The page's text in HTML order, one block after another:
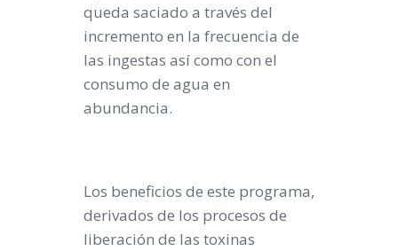
queda saciado a través del
incremento en la frecuencia de
las ingestas así como con el
consumo de agua en
abundancia.
Los beneficios de este programa,
derivados de los procesos de
liberación de las toxinas